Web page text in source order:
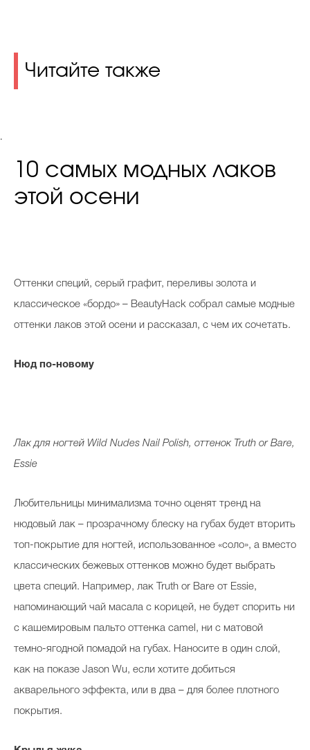
Читайте также
.
10 самых модных лаков
этой осени
Оттенки специй, серый графит, переливы золота и
классическое «бордо» – BeautyHack собрал самые модные
оттенки лаков этой осени и рассказал, с чем их сочетать.
Нюд по-новому
Лак для ногтей Wild Nudes Nail Polish, оттенок Truth or Bare,
Essie
Любительницы минимализма точно оценят тренд на
нюдовый лак – прозрачному блеску на губах будет вторить
топ-покрытие для ногтей, использованное «соло», а вместо
классических бежевых оттенков можно будет выбрать
цвета специй. Например, лак Truth or Bare от Essie,
напоминающий чай масала с корицей, не будет спорить ни
с кашемировым пальто оттенка camel, ни с матовой
темно-ягодной помадой на губах. Наносите в один слой,
как на показе Jason Wu, если хотите добиться
акварельного эффекта, или в два – для более плотного
покрытия.